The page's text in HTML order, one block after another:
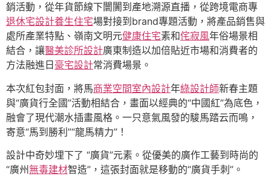
銷活動，從年貨節線下闤闠到產地溯源直播，從跨境電商專
退休宅設計養生住宅場對接到brand專題活動，將產品銷售與
處所產業特點、嶺南文明元健康住宅素和侘寂風年俗場景相
結合，讓醫美診所設計廣東制造以加倍貼近市場和消費者的
方法融進日 豪宅設計常消費場景。
本次紅包封面，將馬商業空間室內設計年綠設計師新春主題
與“廣貨行全國”活動相結合，畫面以經典的“中國紅”為底色，
融會了現代潮水插畫風格。一只意氣風發的駿馬踏云而鳴，
寄意“馬到勝利”“龍馬精力”！
設計中奇妙埋下了 “廣貨”元素。從優美的廣作工藝到時尚的
“廣州無毒建材智造”，這張封面就是移動的“廣貨手刺”。